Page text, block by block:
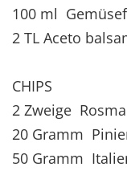
100 ml
2 TL Aceto
CHIPS
2 Zweige
20 Gramm
50 Gramm